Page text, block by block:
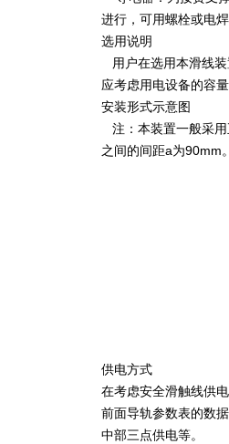
进行，可用螺栓或电
选用说明
用户在选用本滑线装
应考虑用电设备的容
安装形式示意图
注：本装置一般采
之间的间距a为90mm。
供电方式
在考虑安全滑触线供
前面导轨参数表的数
中部三点供电等。